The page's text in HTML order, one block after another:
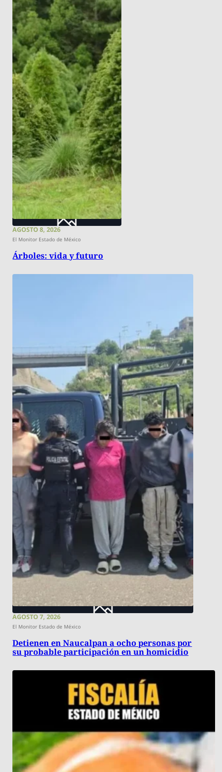
AGOSTO 8, 2026
El Monitor Estado de México
Árboles: vida y futuro
AGOSTO 7, 2026
El Monitor Estado de México
Detienen en Naucalpan a ocho personas por
su probable participación en un homicidio